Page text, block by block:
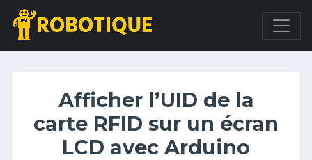
Afficher l’UID de la
carte RFID sur un écran
LCD avec Arduino